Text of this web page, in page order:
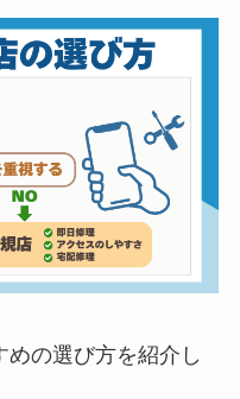
の選び方を紹介し